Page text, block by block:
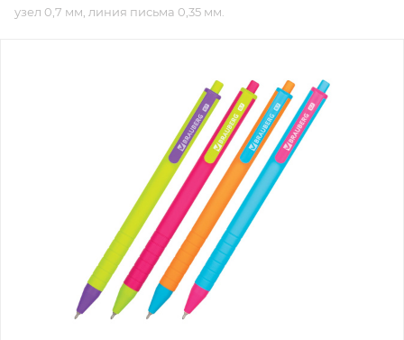
узел 0,7 мм, линия письма 0,35 мм.